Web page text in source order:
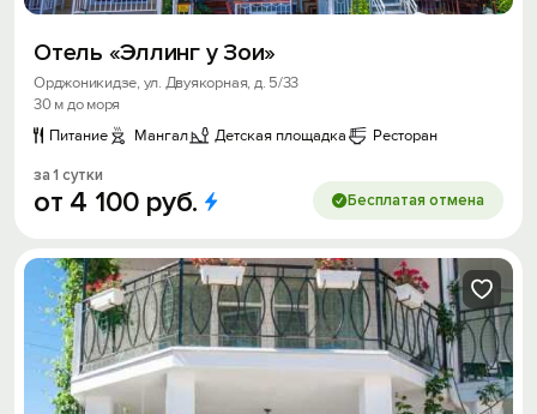
Отель «Эллинг у Зои»
Орджоникидзе, ул. Двуякорная, д. 5/33
30 м до моря
Питание
Мангал Детская площадка Ресторан
за 1 сутки
от 4 100 руб. Бесплатая отмена